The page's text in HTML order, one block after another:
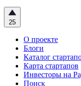
25
О проекте
Блоги
Каталог
Карта стартапов
Инвесторы на
Поиск